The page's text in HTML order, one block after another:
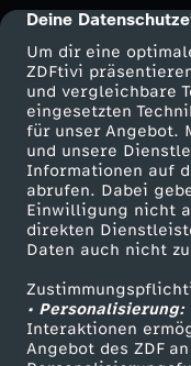
cmp-dialog-
Deine
Um dir eine
ZDFtivi
und vergleichbare
eingesetzten
für unser Angebot.
und unsere
Informationen auf
abrufen. Dabei
Einwilligung nicht
direkten
Daten auch nicht
• Personalisierung:
Interaktionen
Angebot des ZDF
i
n
H
o
n
d
u
Mehr ZDF
ZDF-Apps
Smart TV
ZDFtext
Livestreams
Sendungen A-Z
TV-Programm